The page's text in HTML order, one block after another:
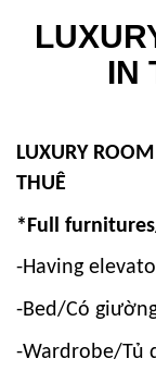
IN
LUXURY
THUÊ
*Full
-Having
-Bed/Có
-Wardrobe/Tủ